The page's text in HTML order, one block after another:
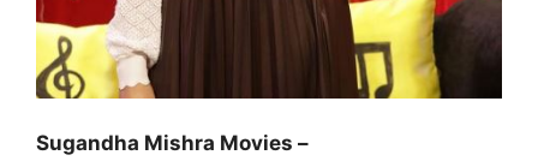
Sugandha Mishra Movies –